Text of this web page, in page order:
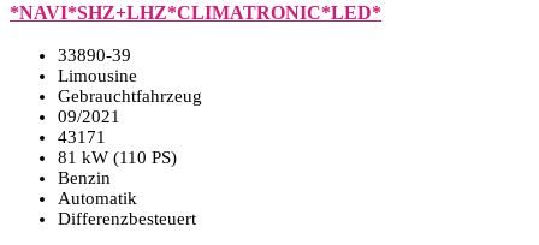
*NAVI*SHZ+LHZ*CLIMATRONIC*LED*
33890-39
Limousine
Gebrauchtfahrzeug
09/2021
43171
81 kW (110 PS)
Benzin
Automatik
Differenzbesteuert